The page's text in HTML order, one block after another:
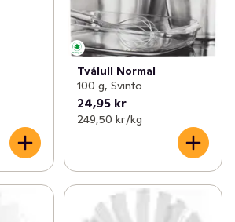
Tvålull Normal
100 g, Svinto
24,95 kr
249,50 kr /kg